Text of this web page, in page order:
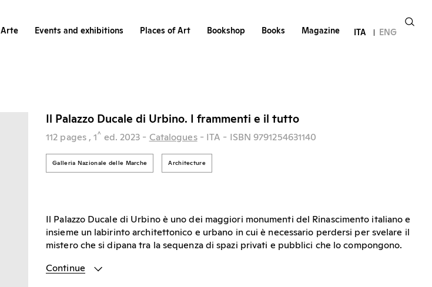
Events and exhibitions Places of Art Bookshop Books Magazine ITA ENG
Il Palazzo Ducale di Urbino. I frammenti e il tutto
112 pages , 1^ ed. 2023 - Catalogues - ITA - ISBN 9791254631140
Galleria Nazionale delle Marche Architecture
Il Palazzo Ducale di Urbino è uno dei maggiori monumenti del Rinascimento italiano e
insieme un labirinto architettonico e urbano in cui è necessario perdersi per svelare il
mistero che si dipana tra la sequenza di spazi privati e pubblici che lo compongono.
Continue